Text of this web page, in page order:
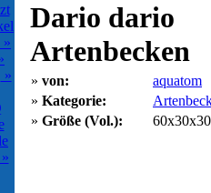
»
»
»
Dario dario
Artenbecken
» von:
aquatom
» Kategorie:
» Größe (Vol.):